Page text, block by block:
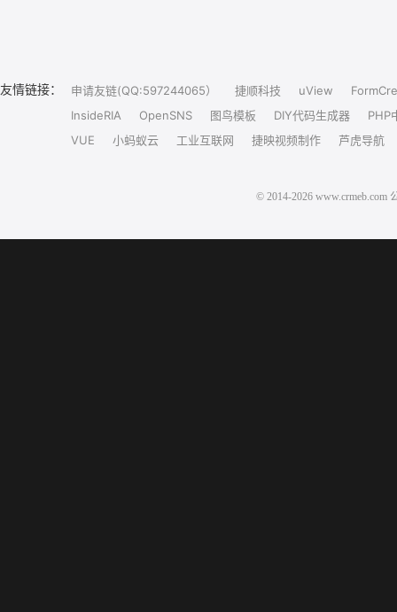
友情链接： 申请友链(QQ:597244065） 捷顺科技 uView
InsideRIA
OpenSNS 图鸟模板 DIY代码生成器
PHP
VUE
小蚂蚁云 工业互联网 捷映视频制作 芦虎导航
© 2014-2026